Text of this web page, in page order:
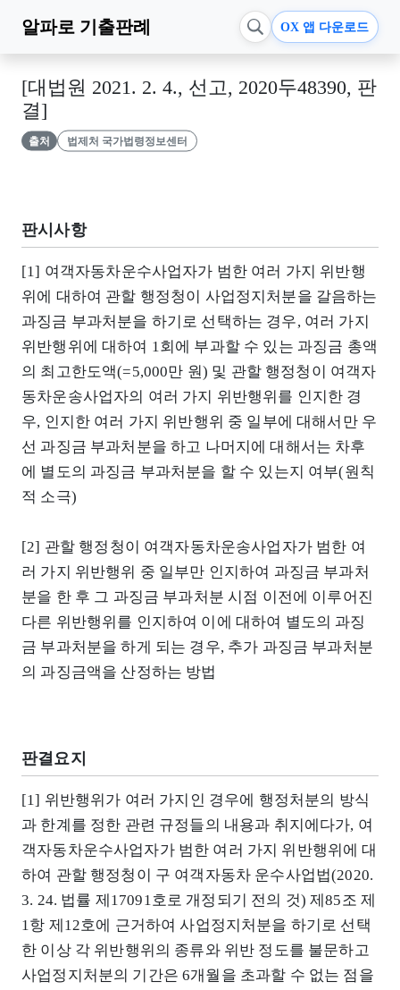
알파로 기출판례 OX 앱 다운로드
[대법원 2021. 2. 4., 선고, 2020두48390, 판
결]
출처 법제처 국가법령정보센터
판시사항
[1] 여객자동차운수사업자가 범한 여러 가지 위반행
위에 대하여 관할 행정청이 사업정지처분을 갈음하는
과징금 부과처분을 하기로 선택하는 경우, 여러 가지
위반행위에 대하여 1회에 부과할 수 있는 과징금 총액
의 최고한도액(=5,000만 원) 및 관할 행정청이 여객자
동차운송사업자의 여러 가지 위반행위를 인지한 경
우, 인지한 여러 가지 위반행위 중 일부에 대해서만 우
선 과징금 부과처분을 하고 나머지에 대해서는 차후
에 별도의 과징금 부과처분을 할 수 있는지 여부(원칙
적 소극)
[2] 관할 행정청이 여객자동차운송사업자가 범한 여
러 가지 위반행위 중 일부만 인지하여 과징금 부과처
분을 한 후 그 과징금 부과처분 시점 이전에 이루어진
다른 위반행위를 인지하여 이에 대하여 별도의 과징
금 부과처분을 하게 되는 경우, 추가 과징금 부과처분
의 과징금액을 산정하는 방법
판결요지
[1] 위반행위가 여러 가지인 경우에 행정처분의 방식
과 한계를 정한 관련 규정들의 내용과 취지에다가, 여
객자동차운수사업자가 범한 여러 가지 위반행위에 대
하여 관할 행정청이 구 여객자동차 운수사업법(2020.
3. 24. 법률 제17091호로 개정되기 전의 것) 제85조 제
1항 제12호에 근거하여 사업정지처분을 하기로 선택
한 이상 각 위반행위의 종류와 위반 정도를 불문하고
사업정지처분의 기간은 6개월을 초과할 수 없는 점을